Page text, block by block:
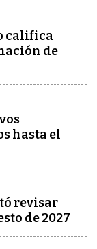
califica
de
hasta el
revisar
de 2027